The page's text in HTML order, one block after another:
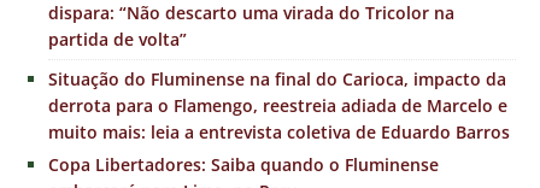
dispara: “Não descarto uma virada do Tricolor na
partida de volta”
Situação do Fluminense na final do Carioca, impacto da
derrota para o Flamengo, reestreia adiada de Marcelo e
muito mais: leia a entrevista coletiva de Eduardo Barros
Copa Libertadores: Saiba quando o Fluminense